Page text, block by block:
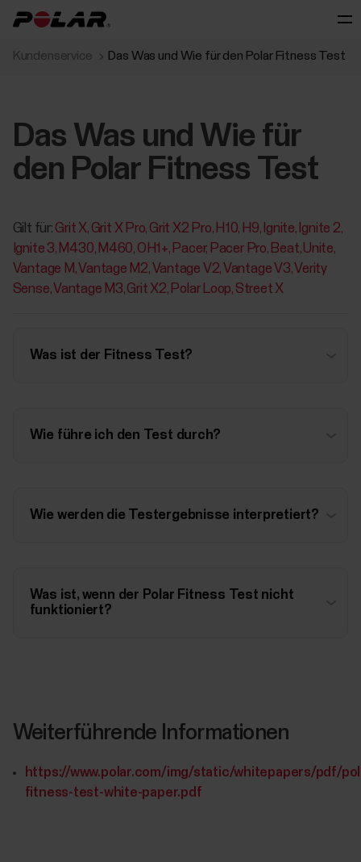
Kundenservice Das Was und Wie für den Polar Fitness Test
Das Was und Wie für
den Polar Fitness Test
Gilt für: Grit X Grit X Pro Grit X2 Pro H10 H9 Ignite Ignite 2
Ignite 3 M430 M460 OH1+ Pacer Pacer Pro Beat Unite
Vantage M Vantage M2 Vantage V2 Vantage V3 Verity
Sense Vantage M3 Grit X2 Polar Loop Street X
Was ist der Fitness Test?
Wie führe ich den Test durch?
Wie werden die Testergebnisse interpretiert?
Was ist, wenn der Polar Fitness Test nicht
funktioniert?
Weiterführende Informationen
https://www.polar.com/img/static/whitepapers/pdf/
fitness-test-white-paper.pdf